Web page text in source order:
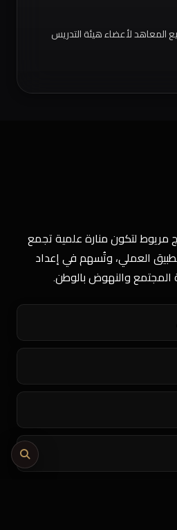
لأعضاء هيئة التدريس
مريوط لتكون منارة علمية تجمع
العملي، وتُسهم في إعداد
والنهوض بالوطن.